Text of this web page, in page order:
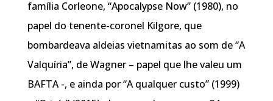
família Corleone, “Apocalypse Now” (1980), no
papel do tenente-coronel Kilgore, que
bombardeava aldeias vietnamitas ao som de “A
Valquíria”, de Wagner – papel que lhe valeu um
BAFTA -, e ainda por “A qualquer custo” (1999)